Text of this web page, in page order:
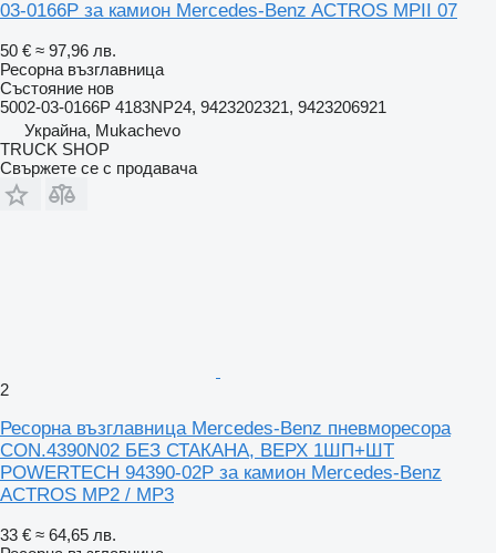
03-0166P за камион Mercedes-Benz ACTROS MPII 07
50 € ≈ 97,96 лв.
Ресорна възглавница
Състояние нов
5002-03-0166P 4183NP24, 9423202321, 9423206921
Украйна, Mukachevo
TRUCK SHOP
Свържете се с продавача
2
Ресорна възглавница Mercedes-Benz пневморесора
CON.4390N02 БЕЗ СТАКАНА, ВЕРХ 1ШП+ШТ
POWERTECH 94390-02P за камион Mercedes-Benz
ACTROS MP2 / MP3
33 € ≈ 64,65 лв.